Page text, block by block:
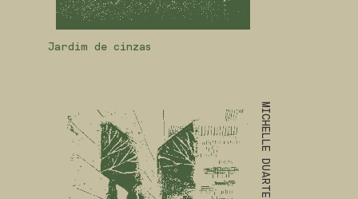
Jardim de cinzas
MICHELLE DUARTE